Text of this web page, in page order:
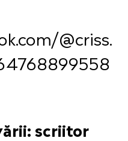
@criss.
scriitor